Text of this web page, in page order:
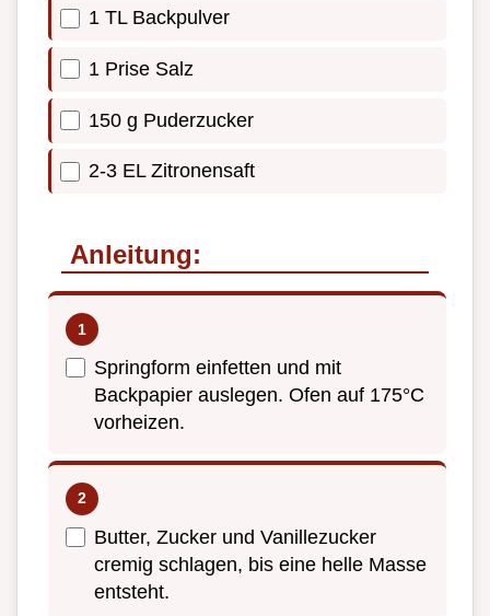
1 TL Backpulver
1 Prise Salz
150 g Puderzucker
2-3 EL Zitronensaft
Anleitung:
Springform einfetten und mit
Backpapier auslegen. Ofen auf 175°C
vorheizen.
Butter, Zucker und Vanillezucker
cremig schlagen, bis eine helle Masse
entsteht.